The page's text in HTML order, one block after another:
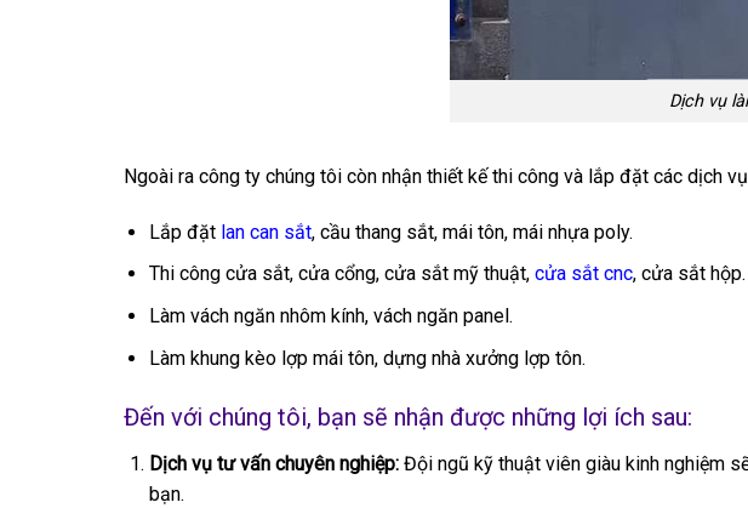
Dịch vụ
Ngoài ra công ty chúng tôi còn nhận thiết kế thi công và lắp đặt các dịch
Lắp đặt lan can sắt, cầu thang sắt, mái tôn, mái nhựa poly.
Thi công cửa sắt, cửa cổng, cửa sắt mỹ thuật, cửa sắt cnc, cửa sắt hộp.
Làm vách ngăn nhôm kính, vách ngăn panel.
Làm khung kèo lợp mái tôn, dựng nhà xưởng lợp tôn.
Đến với chúng tôi, bạn sẽ nhận được những lợi ích sau:
Dịch vụ tư vấn chuyên nghiệp:Đội ngũ kỹ thuật viên giàu kinh nghiệm
bạn.